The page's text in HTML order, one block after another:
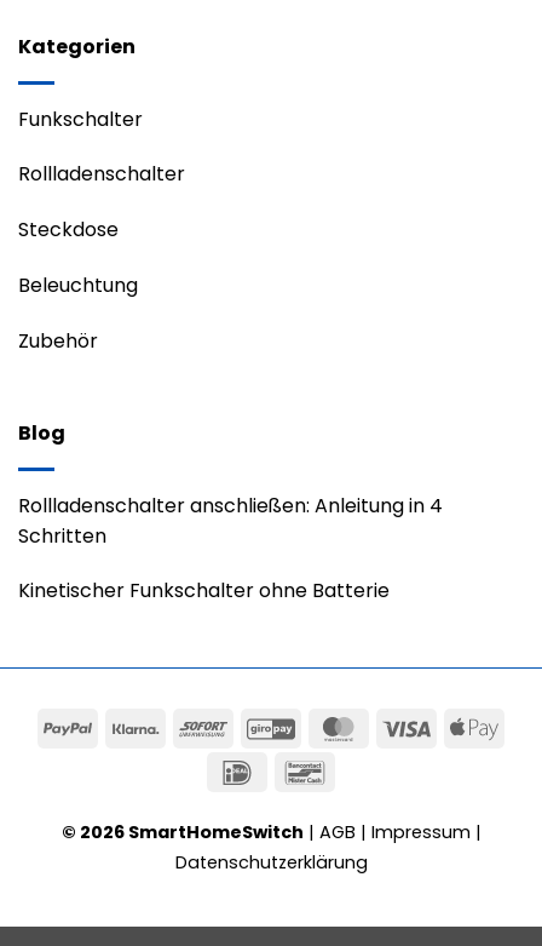
Kategorien
Funkschalter
Rollladenschalter
Steckdose
Beleuchtung
Zubehör
Blog
Rollladenschalter anschließen: Anleitung in 4
Schritten
Kinetischer Funkschalter ohne Batterie
PayPalKlarna Sofort GiroPay MasterCard
Visa
IDeal
© 2026 SmartHomeSwitch | AGB | Impressum |
Datenschutzerklärung